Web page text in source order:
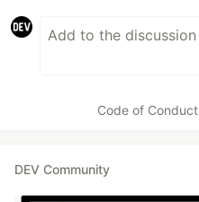
息。
企业微信推送
Code of Conduct
DEV Community